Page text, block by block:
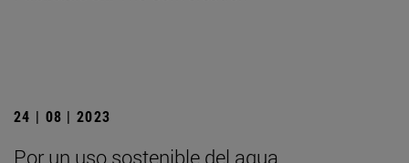
24 | 08 | 2023
Por un uso sostenible del agua